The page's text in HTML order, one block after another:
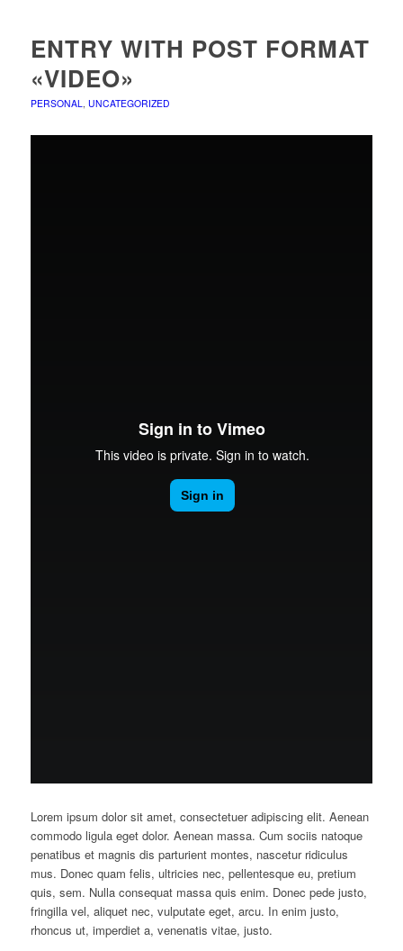
ENTRY WITH POST FORMAT
«VIDEO»
PERSONAL, UNCATEGORIZED
Lorem ipsum dolor sit amet, consectetuer adipiscing elit. Aenean
commodo ligula eget dolor. Aenean massa. Cum sociis natoque
penatibus et magnis dis parturient montes, nascetur ridiculus
mus. Donec quam felis, ultricies nec, pellentesque eu, pretium
quis, sem. Nulla consequat massa quis enim. Donec pede justo,
fringilla vel, aliquet nec, vulputate eget, arcu. In enim justo,
rhoncus ut, imperdiet a, venenatis vitae, justo.